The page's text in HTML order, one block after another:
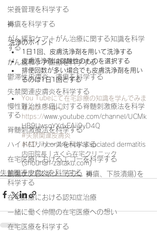
栄養管理を科学する
褥瘡を科学する
がん緩和ケア＋がん治療に関する知識を科学
する
がん緩和ケア医療を科学する
鬱滞性皮膚炎・潰瘍を科学する
失禁関連皮膚炎を科学する
慢性難治性疼痛に対する脊髄刺激療法を科学
する
脊髄刺激療法を科学する
ハイドロリリースを科学する
在宅医療におけるエコーを科学する
創傷ケア(スキン テア、褥瘡、下肢潰瘍)を
科学する
在宅医療における認知症治療
一緒に働く仲間の在宅医療への想い
在宅医療を科学する
洗浄のポイント
1日1回、皮膚洗浄剤を用いて洗浄する
皮膚洗浄剤は弱酸性のものを選択する
排便回数が多い場合でも皮膚洗浄剤を用い
るのは1日1回とする
You Tubeにて在宅診療の知識を学 んでみま
せんか？☟より
https://www.youtube.com/channel/UCMk
HB9UwsqYXdxEAij9yD4Q
#失禁関連皮膚炎
#IAD: incontinence associated dermatitis
内田院長 | さくら在宅クリニック
(shounan-zaitaku.com)
失禁関連皮膚炎を科学する